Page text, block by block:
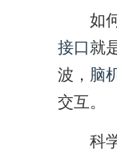
如何
接口就
波， 脑
交互。
科学